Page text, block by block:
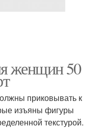
женщин 50
приковывать к
изъяны фигуры
текстурой.